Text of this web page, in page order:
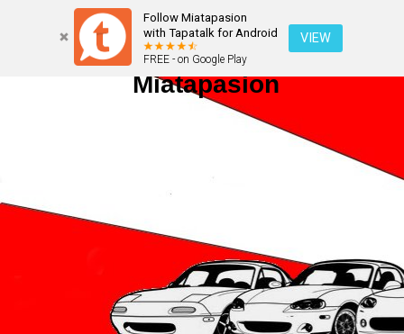
Follow Miatapasion
with Tapatalk for Android
FREE - on Google Play
VIEW
Miatapasion